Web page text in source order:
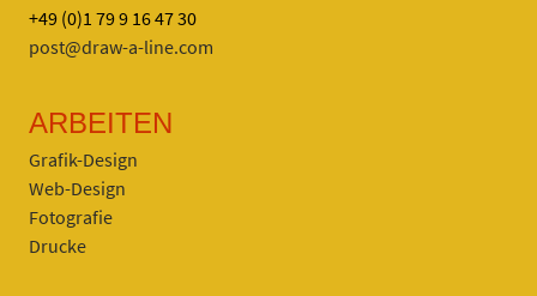
+49 (0)1 79 9 16 47 30
post@draw-a-line.com
ARBEITEN
Grafik-Design
Web-Design
Fotografie
Drucke